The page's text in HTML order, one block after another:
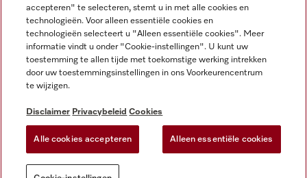
Disclaimer
Algemene voorwaarden en informatie
Privacybeleid
Gebruiksvoorwaarden
Toegankelijkheidsverklaring
Digital Services Act
Cookie-instellingen
accepteren" te selecteren, stemt u in met alle cookies en
technologieën. Voor alleen essentiële cookies en
technologieën selecteert u "Alleen essentiële cookies". Meer
informatie vindt u onder "Cookie-instellingen". U kunt uw
toestemming te allen tijde met toekomstige werking intrekken
door uw toestemmingsinstellingen in ons Voorkeurencentrum
te wijzigen.
Disclaimer Privacybeleid Cookies
Alle cookies accepteren Alleen essentiële cookies